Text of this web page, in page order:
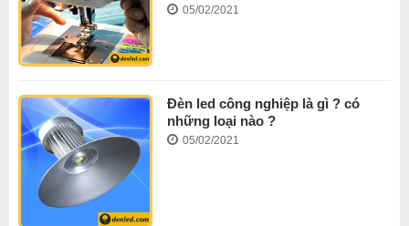
05/02/2021
Đèn led công nghiệp là gì ? có
những loại nào ?
05/02/2021